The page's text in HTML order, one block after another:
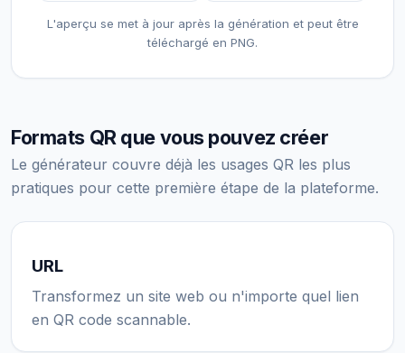
L'aperçu se met à jour après la génération et peut être
téléchargé en PNG.
Formats QR que vous pouvez créer
Le générateur couvre déjà les usages QR les plus
pratiques pour cette première étape de la plateforme.
URL
Transformez un site web ou n'importe quel lien
en QR code scannable.